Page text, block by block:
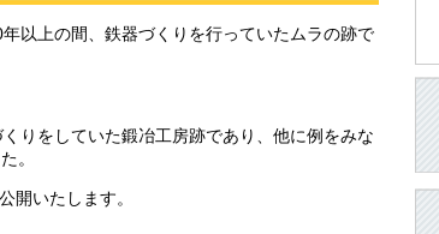
以上の間、鉄器づくりを行っていたムラの跡で
りをしていた鍛冶工房跡であり、他に例をみな
。
開いたします。